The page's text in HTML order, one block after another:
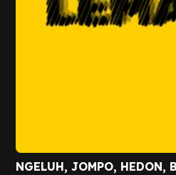
NGELUH, JOMPO, HEDON,